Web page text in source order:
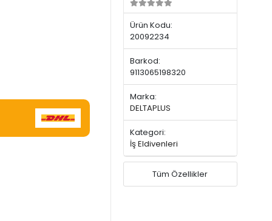
Ürün Kodu:
20092234
Barkod:
9113065198320
Marka:
DELTAPLUS
Kategori:
İş Eldivenleri
Tüm Özellikler